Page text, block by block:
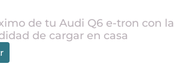
de tu Audi Q6 e-tron con la
de cargar en casa